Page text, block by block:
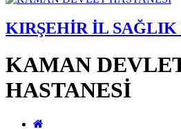
KIRŞEHİR İL SAĞLIK
KAMAN
HASTANESİ